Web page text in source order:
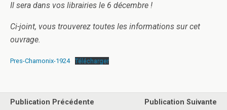
Il sera dans vos librairies le 6 décembre !
Ci-joint, vous trouverez toutes les informations sur cet
ouvrage.
Pres-Chamonix-1924 Télécharger
Publication Précédente
Publication Suivante